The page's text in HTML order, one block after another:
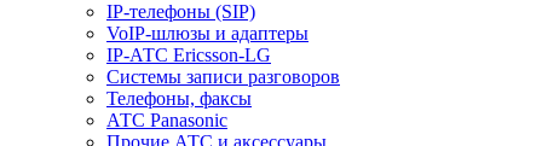
IP-телефоны (SIP)
VoIP-шлюзы и адаптеры
IP-АТС Ericsson-LG
Системы записи разговоров
Телефоны, факсы
АТС Panasonic
Прочие АТС и аксессуары